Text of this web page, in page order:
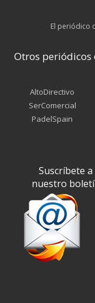
El periódico
Otros periódicos
AltoDirectivo
SerComercial
PadelSpain
Suscríbete a
nuestro